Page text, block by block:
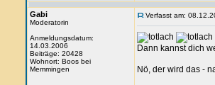
Gabi
Moderatorin
Anmeldungsdatum:
14.03.2006
Beiträge: 20428
Wohnort: Boos bei
Memmingen
Verfasst am:
Dann kannst dich
Nö, der wird das -